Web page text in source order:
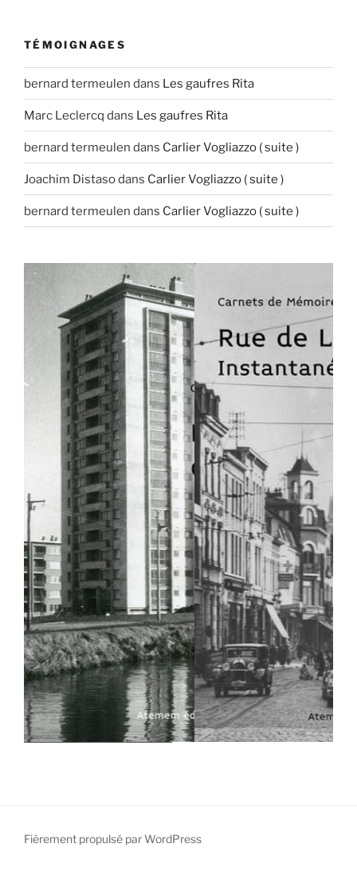
TÉMOIGNAGES
bernard termeulen dans Les gaufres Rita
Marc Leclercq dans Les gaufres Rita
bernard termeulen dans Carlier Vogliazzo ( suite )
Joachim Distasodans Carlier Vogliazzo ( suite )
bernard termeulen dans Carlier Vogliazzo ( suite )
Fièrement propulsé par WordPress